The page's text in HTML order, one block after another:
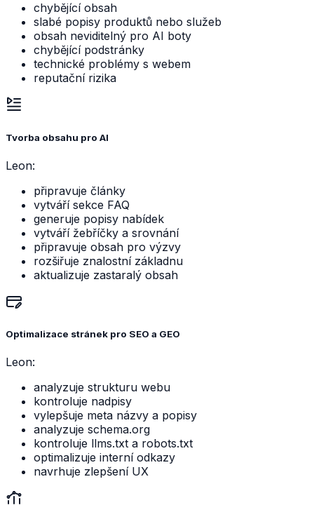
chybějící obsah
slabé popisy produktů nebo služeb
obsah neviditelný pro AI boty
chybějící podstránky
technické problémy s webem
reputační rizika
Tvorba obsahu pro AI
Leon:
připravuje články
vytváří sekce FAQ
generuje popisy nabídek
vytváří žebříčky a srovnání
připravuje obsah pro výzvy
rozšiřuje znalostní základnu
aktualizuje zastaralý obsah
Optimalizace stránek pro SEO a GEO
Leon:
analyzuje strukturu webu
kontroluje nadpisy
vylepšuje meta názvy a popisy
analyzuje schema.org
kontroluje llms.txt a robots.txt
optimalizuje interní odkazy
navrhuje zlepšení UX